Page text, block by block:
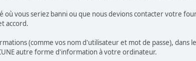
vous seriez banni ou que nous devions contacter votre
accord.
(comme vos nom d'utilisateur et mot de passe), dans
autre forme d'information à votre ordinateur.